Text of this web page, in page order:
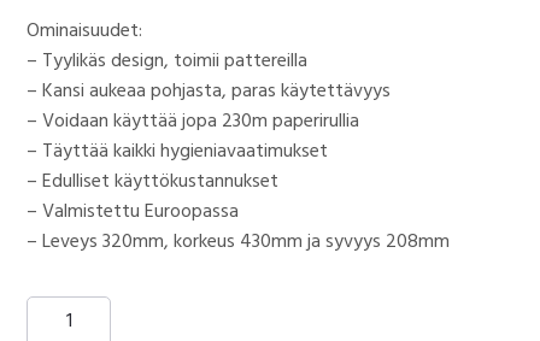
Ominaisuudet:
– Tyylikäs design, toimii pattereilla
– Kansi aukeaa pohjasta, paras käytettävyys
– Voidaan käyttää jopa 230m paperirullia
– Täyttää kaikki hygieniavaatimukset
– Edulliset käyttökustannukset
– Valmistettu Euroopassa
– Leveys 320mm, korkeus 430mm ja syvyys 208mm
SP